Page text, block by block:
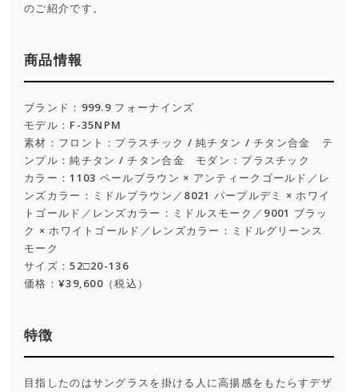
のご紹介です。
商品情報
ブランド：999.9 フォーナインズ
モデル：F-35NPM
素材：フロント：プラスチック / 純チタン / チタン合金 テ
ンプル：純チタン / チタン合金 モダン：プラスチック
カラー：1103 ペールブラウン × アンティークゴールド／レ
ンズカラー：ミドルブラウン／8021 パープルデミ × ホワイ
トゴールド／レンズカラー：ミドルスモーク／9001 ブラッ
ク × ホワイトゴールド／レンズカラー：ミドルグリーンス
モーク
サイズ：52□20-136
価格：¥39,600（税込）
特徴
目指したのはサングラスを掛ける人に高揚感をもたらすデザ